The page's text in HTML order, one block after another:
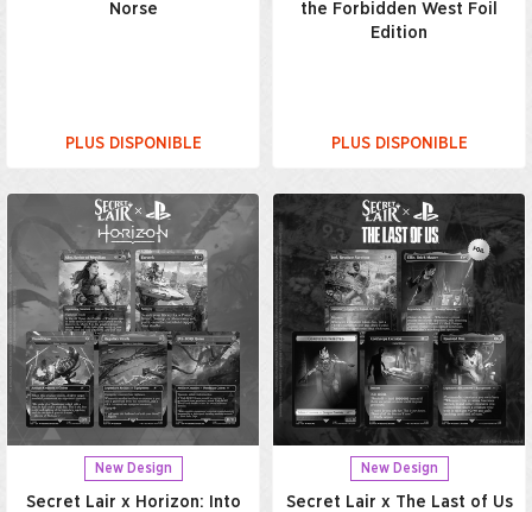
Norse
PLUS DISPONIBLE
the Forbidden West Foil
Edition
PLUS DISPONIBLE
New Design
Secret Lair x Horizon: Into
New Design
Secret Lair x The Last of Us